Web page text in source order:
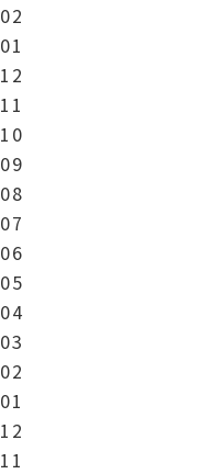
02
01
12
11
10
09
08
07
06
05
04
03
02
01
12
11